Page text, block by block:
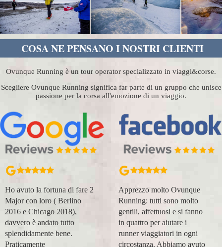
COSA NE PENSANO I NOSTRI CLIENTI
Ovunque Running è un tour operator specializzato in viaggi&corse.
Scegliere Ovunque Running significa far parte di un gruppo che unisce
passione per la corsa all'emozione di un viaggio.
Ho avuto la fortuna di fare 2
Major con loro ( Berlino
2016 e Chicago 2018),
davvero è andato tutto
splendidamente bene.
Praticamente
Apprezzo molto Ovunque
Running: tutti sono molto
gentili, affettuosi e si fanno
in quattro per aiutare i
runner viaggiatori in ogni
circostanza. Abbiamo avuto